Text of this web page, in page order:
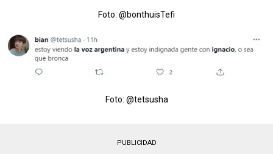
Foto: @bonthuisTefi
Foto: @tetsusha
PUBLICIDAD